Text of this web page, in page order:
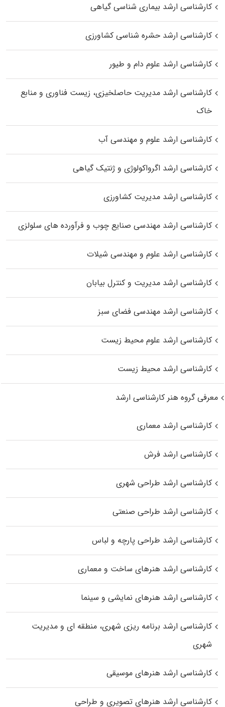
کارشناسی ارشد بیماری‌ شناسی گیاهی
کارشناسی ارشد حشره‌ شناسی کشاورزی
کارشناسی ارشد علوم دام و طیور
کارشناسی ارشد مدیریت حاصلخیزی، زیست فناوری و منابع
خاک
کارشناسی ارشد علوم و مهندسی آب
کارشناسی ارشد اگرواکولوژی و ژنتیک گیاهی
کارشناسی ارشد مدیریت کشاورزی
کارشناسی ارشد مهندسی صنایع چوب و فرآورده‌ های سلولزی
کارشناسی ارشد علوم و مهندسی شیلات
کارشناسی ارشد مدیریت و کنترل بیابان
کارشناسی ارشد مهندسی فضای سبز
کارشناسی ارشد علوم محیط‌ زیست
کارشناسی ارشد محیط زیست
معرفی گروه هنر کارشناسی ارشد
کارشناسی ارشد معماری
کارشناسی ارشد فرش
کارشناسی ارشد طراحی شهری
کارشناسی ارشد طراحی صنعتی
کارشناسی ارشد طراحی پارچه و لباس
کارشناسی ارشد هنرهای ساخت و معماری
کارشناسی ارشد هنرهای نمایشی و سینما
کارشناسی ارشد برنامه ریزی شهری، منطقه‌ ای و مدیریت
شهری
کارشناسی ارشد هنرهای موسیقی
کارشناسی ارشد هنرهای تصویری و طراحی